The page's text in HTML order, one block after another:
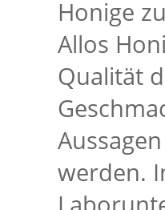
Honige
Allos
Qualität
werden.